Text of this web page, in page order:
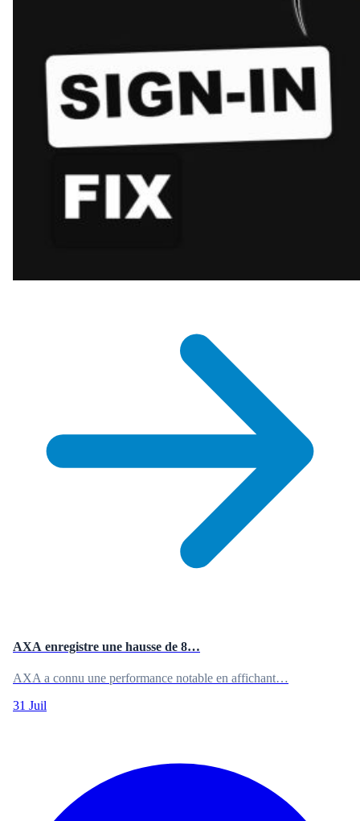
AXA enregistre une hausse de 8…
AXA a connu une performance notable en affichant…
31 Juil